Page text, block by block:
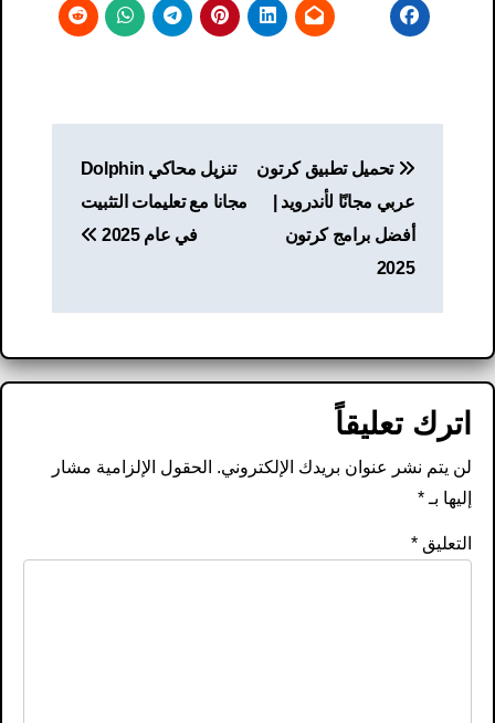
المقالات
تحميل تطبيق كرتون
عربي مجانًا لأندرويد |
أفضل برامج كرتون
2025
تنزيل محاكي Dolphin
مجانا مع تعليمات التثبيت
في عام 2025
اترك تعليقاً
لن يتم نشر عنوان بريدك الإلكتروني. الحقول الإلزامية مشار
إليها بـ*
التعليق*